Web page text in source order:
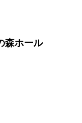
森ホール